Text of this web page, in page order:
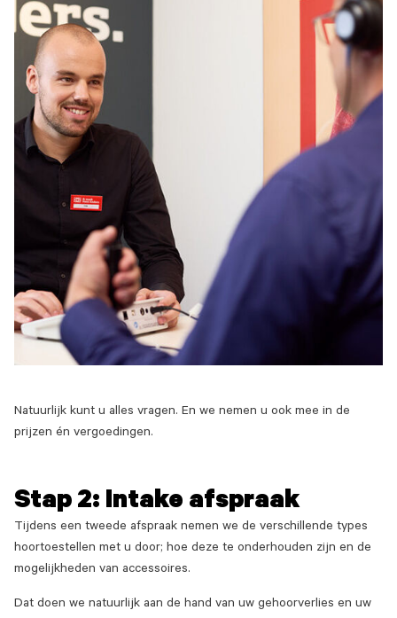
Natuurlijk kunt u alles vragen. En we nemen u ook mee in de
prijzen én vergoedingen.
Stap 2: Intake afspraak
Tijdens een tweede afspraak nemen we de verschillende types
hoortoestellen met u door; hoe deze te onderhouden zijn en de
mogelijkheden van accessoires.
Dat doen we natuurlijk aan de hand van uw gehoorverlies en uw